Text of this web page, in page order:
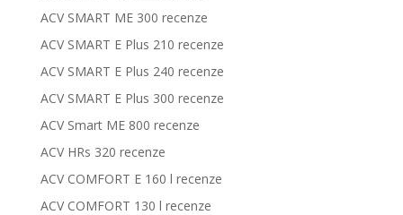
ACV SMART ME 300 recenze
ACV SMART E Plus 210 recenze
ACV SMART E Plus 240 recenze
ACV SMART E Plus 300 recenze
ACV Smart ME 800 recenze
ACV HRs 320 recenze
ACV COMFORT E 160 l recenze
ACV COMFORT 130 l recenze